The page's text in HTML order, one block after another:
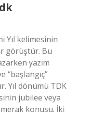
Yıl kelimesinin
görüştür. Bu
yazım
“başlangıç”
Yıl dönümü TDK
jubilee veya
merak konusu. İki